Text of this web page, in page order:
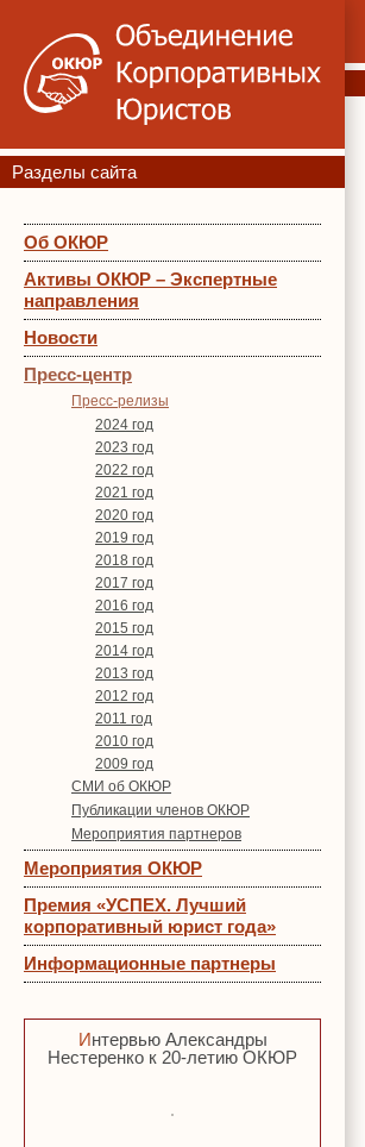
Разделы сайта
Об ОКЮР
Активы ОКЮР – Экспертные
направления
Новости
Пресс-центр
Пресс-релизы
2024 год
2023 год
2022 год
2021 год
2020 год
2019 год
2018 год
2017 год
2016 год
2015 год
2014 год
2013 год
2012 год
2011 год
2010 год
2009 год
СМИ об ОКЮР
Публикации членов ОКЮР
Мероприятия партнеров
Мероприятия ОКЮР
Премия «УСПЕХ. Лучший
корпоративный юрист года»
Информационные партнеры
Интервью Александры
Нестеренко к 20-летию ОКЮР